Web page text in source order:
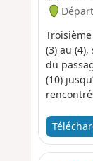
(3) au
du
(10)
Bien
dans la